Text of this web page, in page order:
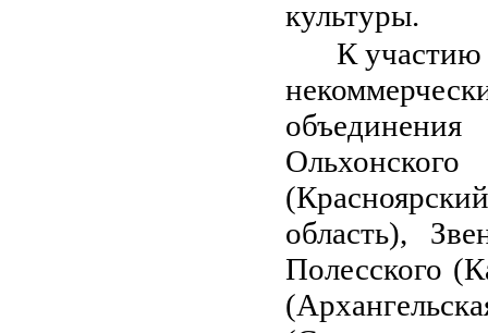
культуры.
К участию
область),
Полесского